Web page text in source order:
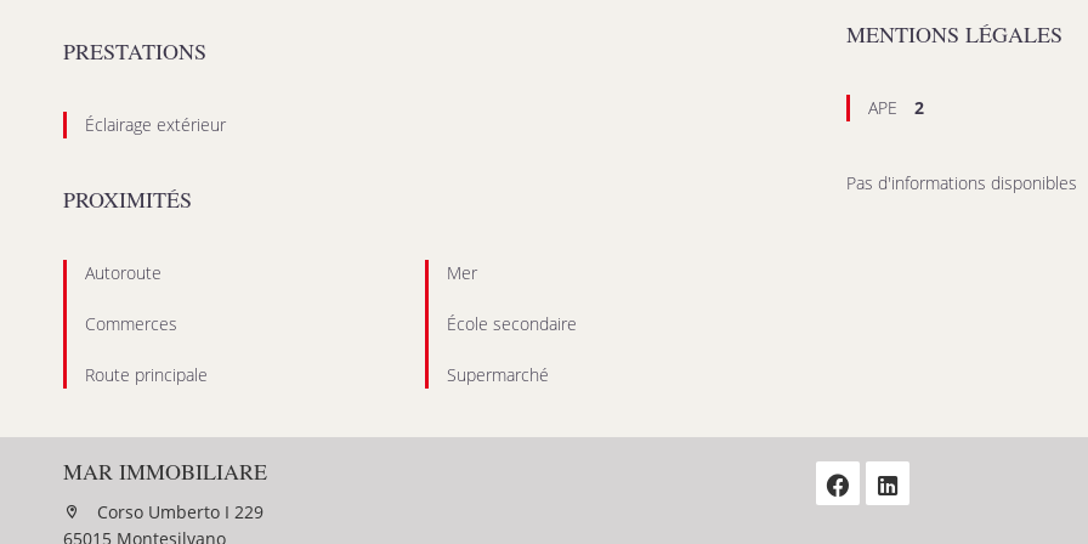
PRESTATIONS
Éclairage extérieur
PROXIMITÉS
Autoroute Mer
Commerces École secondaire
Route principale Supermarché
MENTIONS LÉGALES
APE 2
Pas d'informations disponibles
MAR IMMOBILIARE
Corso Umberto I 229
65015 Montesilvano